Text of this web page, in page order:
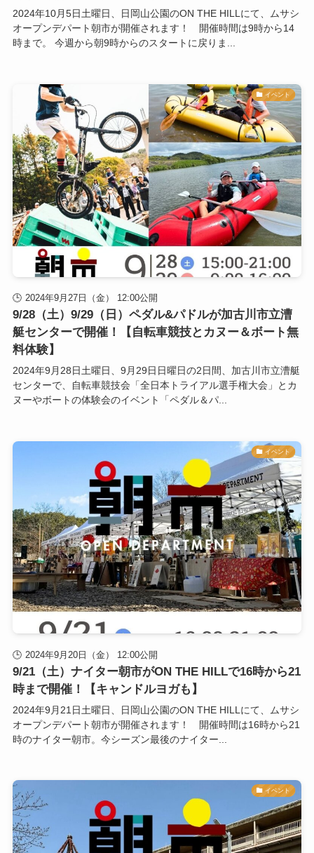
2024年10月5日土曜日、日岡山公園のON THE HILLにて、ムサシ
オープンデパート朝市が開催されます！ 開催時間は9時から14
時まで。 今週から朝9時からのスタートに戻りま...
イベント
2024年9月27日（金） 12:00公開
9/28（土）9/29（日）ペダル&パドルが加古川市立漕
艇センターで開催！【自転車競技とカヌー＆ボート無
料体験】
2024年9月28日土曜日、9月29日日曜日の2日間、加古川市立漕艇
センターで、自転車競技会「全日本トライアル選手権大会」とカ
ヌーやボートの体験会のイベント「ペダル＆パ...
イベント
2024年9月20日（金） 12:00公開
9/21（土）ナイター朝市がON THE HILLで16時から21
時まで開催！【キャンドルヨガも】
2024年9月21日土曜日、日岡山公園のON THE HILLにて、ムサシ
オープンデパート朝市が開催されます！ 開催時間は16時から21
時のナイター朝市。今シーズン最後のナイター...
イベント